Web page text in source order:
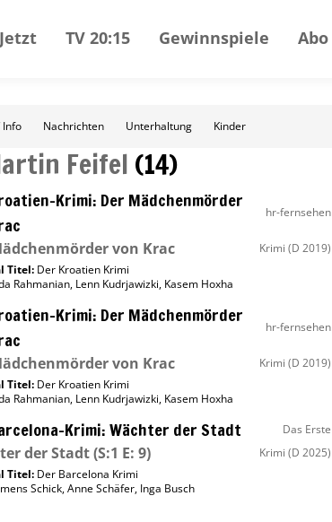
TV 20:15 Gewinnspiele Abo
Info Nachrichten Unterhaltung Kinder
Feifel (14)
Krimi: Der Mädchenmörder
hr-fernsehen
von Krac Krimi (D 2019)
Titel: Der Kroatien Krimi
Rahmanian, Lenn Kudrjawizki, Kasem Hoxha
Krimi: Der Mädchenmörder
hr-fernsehen
von Krac Krimi (D 2019)
Titel: Der Kroatien Krimi
Rahmanian, Lenn Kudrjawizki, Kasem Hoxha
Krimi: Wächter der Stadt Das Erste
der Stadt(S:1 E: 9) Krimi (D 2025)
Titel: Der Barcelona Krimi
Schick,Anne Schäfer, Inga Busch